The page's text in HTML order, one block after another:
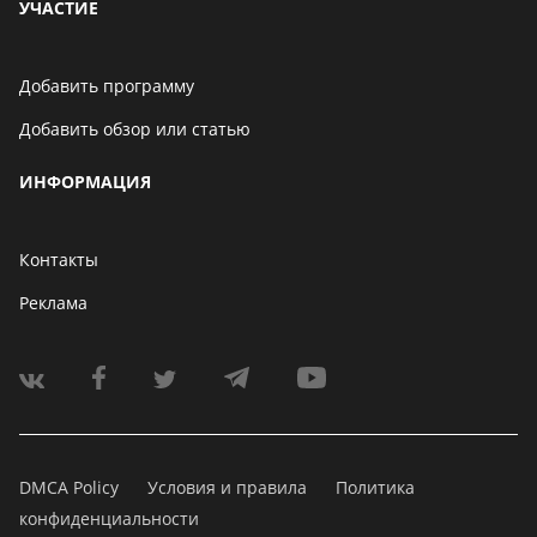
УЧАСТИЕ
Добавить программу
Добавить обзор или статью
ИНФОРМАЦИЯ
Контакты
Реклама
DMCA Policy Условия и правила
Политика
конфиденциальности